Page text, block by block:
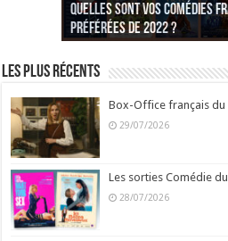
Quelles sont vos comédies
préférées de 2022 ?
Quel est votre personnage
Noël est une ordure ?
Quelles sont vos comédies
préférées de 2021 ?
Quel est votre « Gendarme »
Quels sont vos 3 comédies
préférées ?
Quel est votre « Tati »
Quel est votre « bronzé »
Les plus récents
Box-Office français du
29/07/2026
Les sorties Comédie
28/07/2026